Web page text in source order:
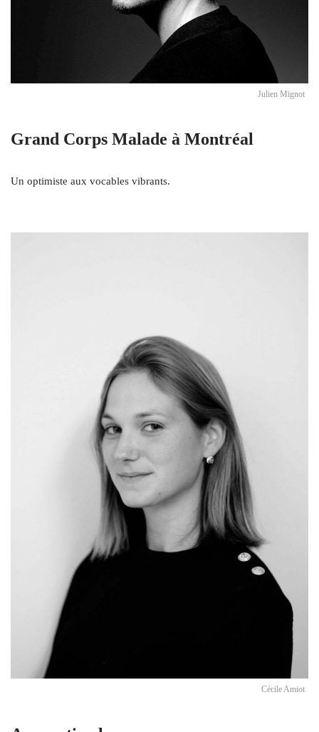
Julien Mignot
Grand Corps Malade à Montréal
Un optimiste aux vocables vibrants.
Cécile Amiot